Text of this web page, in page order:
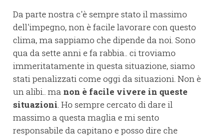
Da parte nostra c'è sempre stato il massimo
dell'impegno, non è facile lavorare con questo
clima, ma sappiamo che dipende da noi. Sono
qua da sette anni e fa rabbia.. ci troviamo
immeritatamente in questa situazione, siamo
stati penalizzati come oggi da situazioni. Non è
un alibi.. ma non è facile vivere in queste
situazioni. Ho sempre cercato di dare il
massimo a questa maglia e mi sento
responsabile da capitano e posso dire che